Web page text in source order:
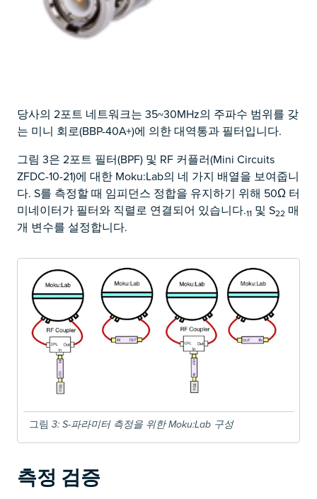
당사의 2포트 네트워크는 35~30MHz의 주파수 범위를 갖
는 미니 회로(BBP-40A+)에 의한 대역통과 필터입니다.
그림 3은 2포트 필터(BPF) 및 RF 커플러(Mini Circuits
ZFDC-10-21)에 대한 Moku:Lab의 네 가지 배열을 보여줍니
다. S를 측정할 때 임피던스 정합을 유지하기 위해 50Ω 터
미네이터가 필터와 직렬로 연결되어 있습니다.11 및 S22 매
개 변수를 설정합니다.
그림 3: S-파라미터 측정을 위한 Moku:Lab 구성
측정 검증